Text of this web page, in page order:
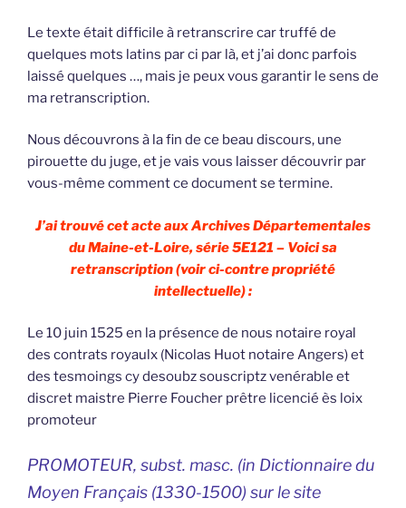
Le texte était difficile à retranscrire car truffé de
quelques mots latins par ci par là, et j’ai donc parfois
laissé quelques …, mais je peux vous garantir le sens de
ma retranscription.
Nous découvrons à la fin de ce beau discours, une
pirouette du juge, et je vais vous laisser découvrir par
vous-même comment ce document se termine.
J’ai trouvé cet acte aux Archives Départementales
du Maine-et-Loire, série 5E121 – Voici sa
retranscription (voir ci-contre propriété
intellectuelle) :
Le 10 juin 1525 en la présence de nous notaire royal
des contrats royaulx (Nicolas Huot notaire Angers) et
des tesmoings cy desoubz souscriptz venérable et
discret maistre Pierre Foucher prêtre licencié ès loix
promoteur
PROMOTEUR, subst. masc. (in Dictionnaire du
Moyen Français (1330-1500) sur le site